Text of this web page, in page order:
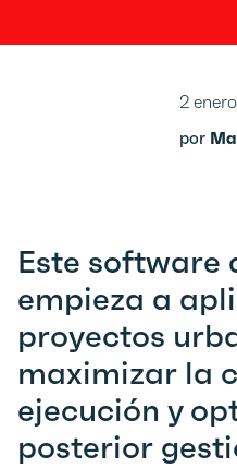
Este software
empieza a
proyectos
maximizar la
ejecución y
posterior
2
por